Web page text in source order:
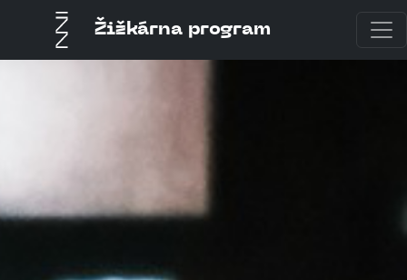
Žižkárna program